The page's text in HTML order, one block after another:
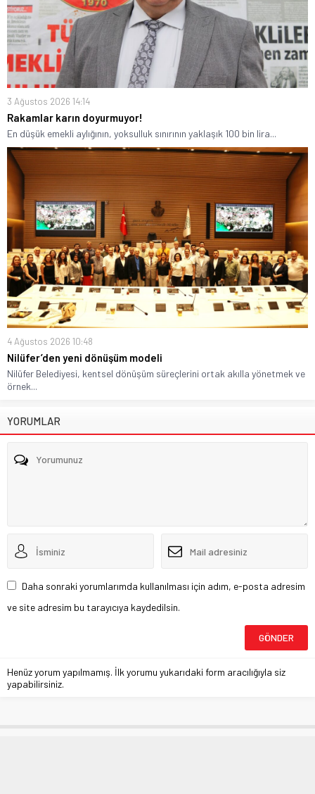
3 Ağustos 2026 14:14
Rakamlar karın doyurmuyor!
En düşük emekli aylığının, yoksulluk sınırının yaklaşık 100 bin lira...
4 Ağustos 2026 10:48
Nilüfer’den yeni dönüşüm modeli
Nilüfer Belediyesi, kentsel dönüşüm süreçlerini ortak akılla yönetmek ve
örnek...
YORUMLAR
Daha sonraki yorumlarımda kullanılması için adım, e-posta adresim
ve site adresim bu tarayıcıya kaydedilsin.
Henüz yorum yapılmamış. İlk yorumu yukarıdaki form aracılığıyla siz
yapabilirsiniz.